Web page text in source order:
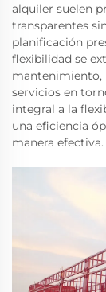
alquiler suelen
transparentes
planificación
flexibilidad se
mantenimiento,
servicios en
integral a la
una eficiencia
manera efectiva.